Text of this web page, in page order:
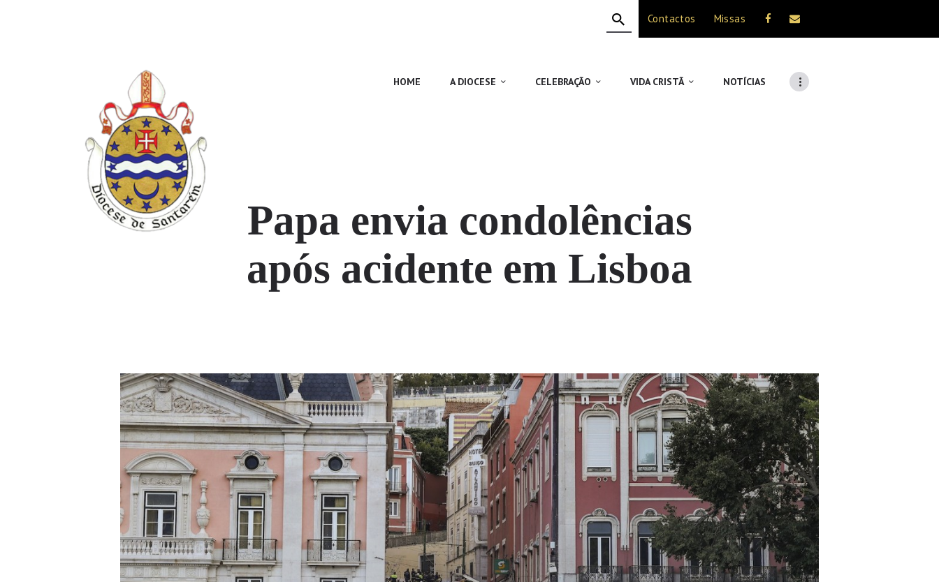
Contactos Missas
HOME A DIOCESE CELEBRAÇÃO VIDA CRISTÃ NOTÍCIAS
Papa envia condolências
após acidente em Lisboa
CELEBRAÇÃO